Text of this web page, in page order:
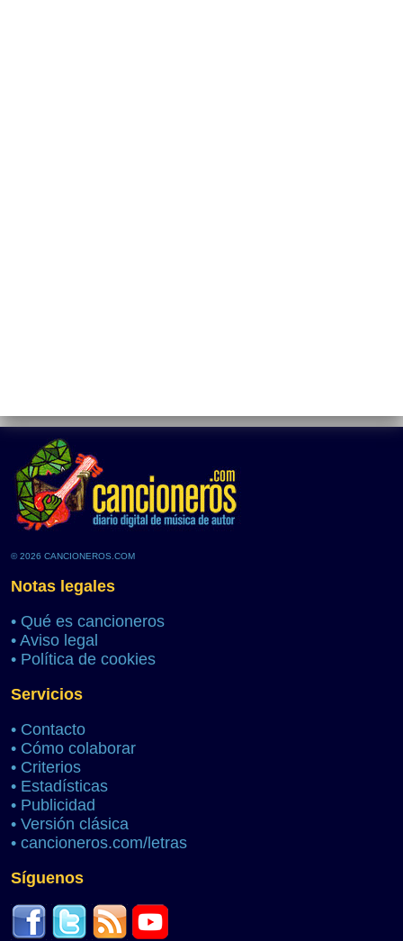
© 2026 CANCIONEROS.COM
Notas legales
• Qué es cancioneros
• Aviso legal
• Política de cookies
Servicios
• Contacto
• Cómo colaborar
• Criterios
• Estadísticas
• Publicidad
• Versión clásica
• cancioneros.com/letras
Síguenos